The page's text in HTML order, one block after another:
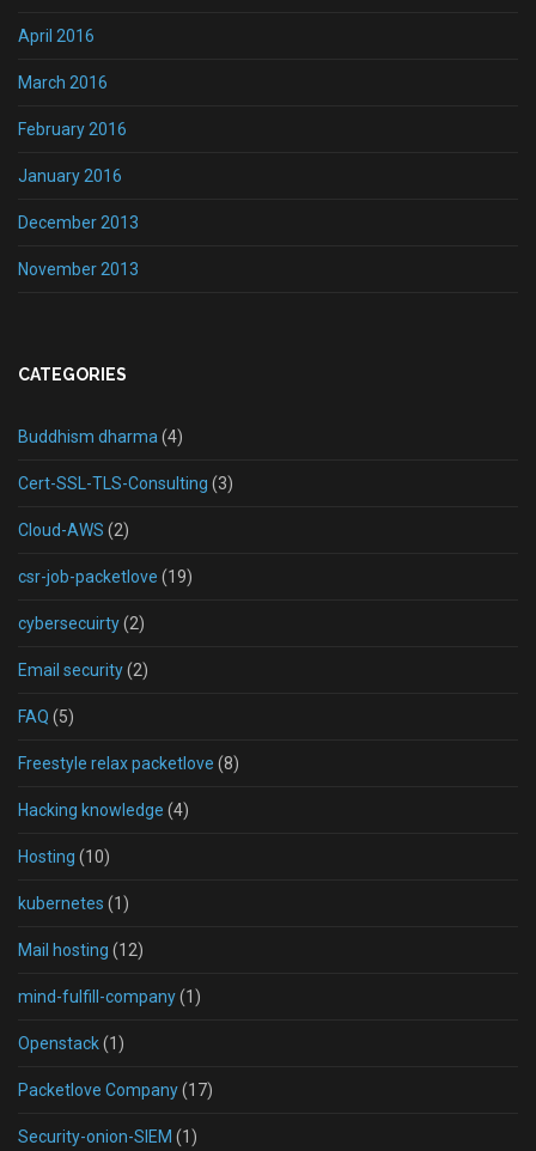
April 2016
March 2016
February 2016
January 2016
December 2013
November 2013
CATEGORIES
Buddhism dharma (4)
Cert-SSL-TLS-Consulting (3)
Cloud-AWS (2)
csr-job-packetlove (19)
cybersecuirty(2)
Email security(2)
FAQ (5)
Freestyle relax packetlove (8)
Hacking knowledge (4)
Hosting (10)
kubernetes (1)
Mail hosting (12)
mind-fulfill-company(1)
Openstack(1)
Packetlove Company(17)
Security-onion-SIEM (1)